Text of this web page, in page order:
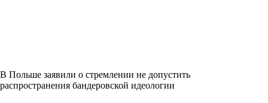
В Польше заявили о стремлении не допустить
распространения бандеровской идеологии